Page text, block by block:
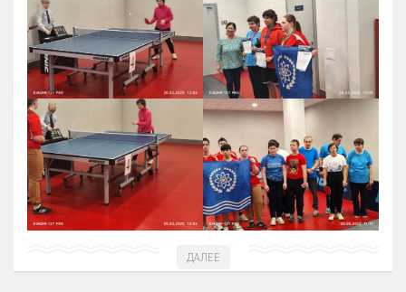
11 Финансово-хозяйственная деятельность
Извещения о закупках
12 Платные образовательные услуги
13 Документы
Документы МАУ «СШОР КВАНТ»
Виды Спорта
Адаптивная физкультура
Бокс
ДАЛЕЕ